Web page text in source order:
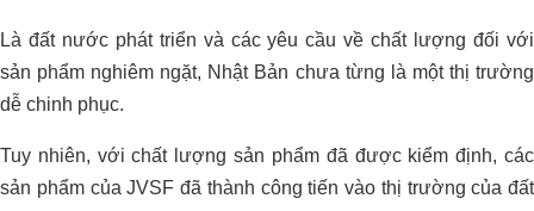
Là đất nước phát triển và các yêu cầu về chất lượng đối với
sản phẩm nghiêm ngặt, Nhật Bản chưa từng là một thị trường
dễ chinh phục.
Tuy nhiên, với chất lượng sản phẩm đã được kiểm định, các
sản phẩm của JVSF đã thành công tiến vào thị trường của đất